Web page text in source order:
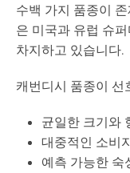
수백 가지 품종이
은 미국과 유럽 슈
차지하고 있습니다.
캐번디시 품종이 선
균일한 크기와
대중적인 소비
예측 가능한 숙